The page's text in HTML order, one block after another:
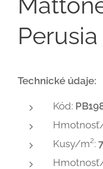
Technické údaje:
Kód:
Kusy/m²: